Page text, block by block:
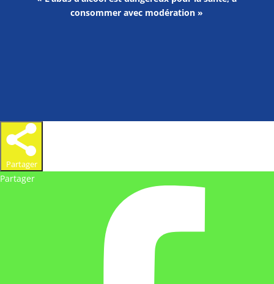
consommer avec modération »
Partager
Partager